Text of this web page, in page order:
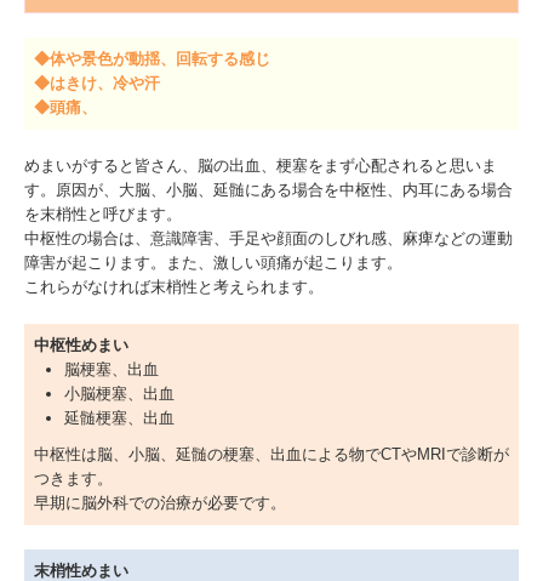
◆体や景色が動揺、回転する感じ
◆はきけ、冷や汗
◆頭痛、
めまいがすると皆さん、脳の出血、梗塞をまず心配されると思いま
す。原因が、大脳、小脳、延髄にある場合を中枢性、内耳にある場合
を末梢性と呼びます。
中枢性の場合は、意識障害、手足や顔面のしびれ感、麻痺などの運動
障害が起こります。また、激しい頭痛が起こります。
これらがなければ末梢性と考えられます。
中枢性めまい
脳梗塞、出血
小脳梗塞、出血
延髄梗塞、出血
中枢性は脳、小脳、延髄の梗塞、出血による物でCTやMRIで診断が
つきます。
早期に脳外科での治療が必要です。
末梢性めまい